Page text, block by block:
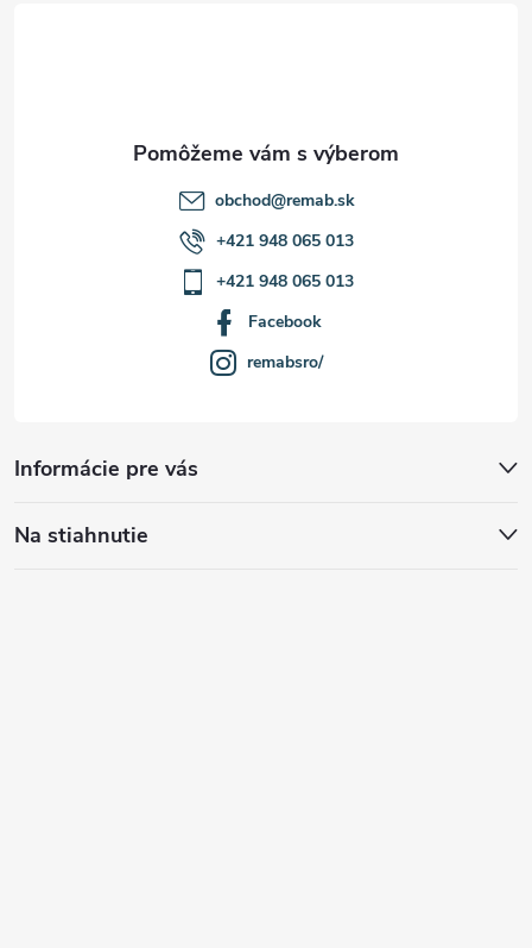
Informácie pre vás
Na stiahnutie
obchod@remab.sk
+421 948 065 013
+421 948 065 013
Facebook
remabsro/